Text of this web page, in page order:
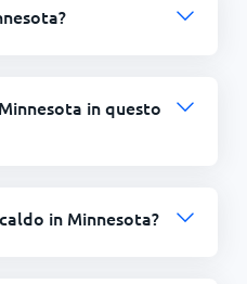
in questo
in Minnesota?